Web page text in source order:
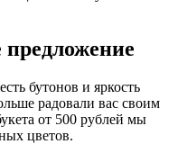
бутонов и яркость
радовали вас своим
от 500 рублей мы
цветов.